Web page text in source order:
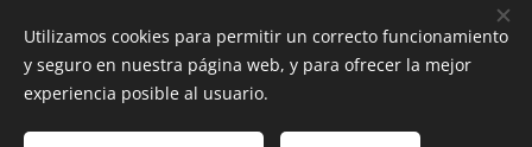
Av. Providencia 1650, Providencia, Región Metropolitana
Utilizamos cookies para permitir un correcto funcionamiento
y seguro en nuestra página web, y para ofrecer la mejor
experiencia posible al usuario.